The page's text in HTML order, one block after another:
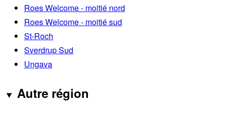
Roes Welcome - moitié nord
Roes Welcome - moitié sud
St-Roch
Sverdrup Sud
Ungava
Autre région